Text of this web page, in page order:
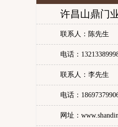
许昌山鼎门
联系人：陈先生
电话：
联系人：李先生
电话：
网址：